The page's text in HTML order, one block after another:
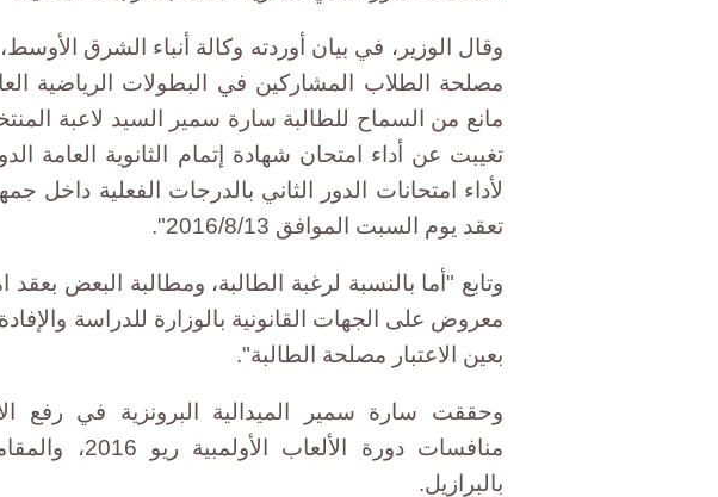
وقال الوزير، في بيان أوردته وكالة أنباء الشرق
مصلحة الطلاب المشاركين في البطولات الرياضية
مانع من السماح للطالبة سارة سمير السيد لاعبة
لأداء امتحانات الدور الثاني بالدرجات الفعلية داخل
تعقد يوم السبت الموافق 2016/8/13".
وتابع "أما بالنسبة لرغبة الطالبة، ومطالبة البعض بعقد
معروض على الجهات القانونية بالوزارة للدراسة
بعين الاعتبار مصلحة الطالبة".
منافسات دورة
بالبرازيل.